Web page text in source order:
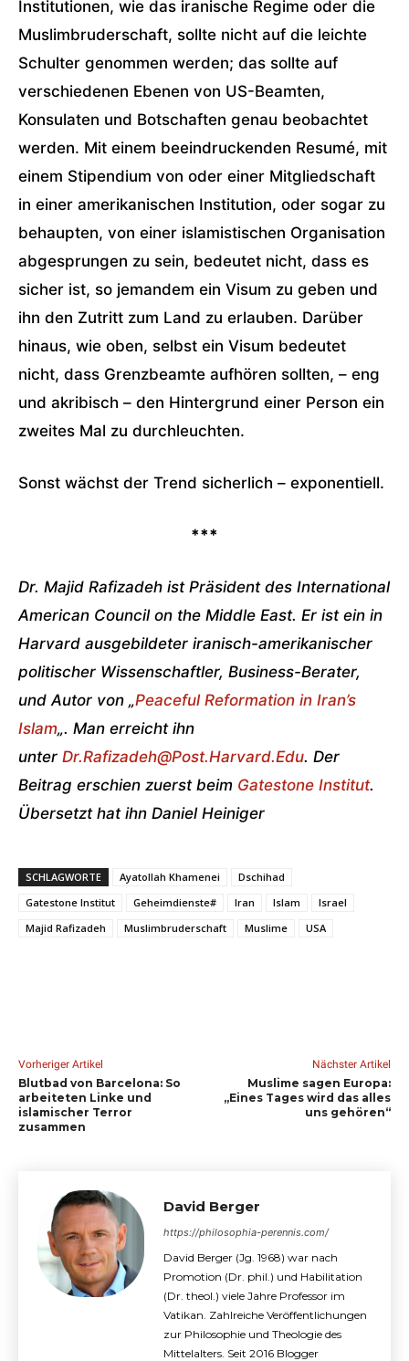
Institutionen, wie das iranische Regime oder die
Muslimbruderschaft, sollte nicht auf die leichte
Schulter genommen werden; das sollte auf
verschiedenen Ebenen von US-Beamten,
Konsulaten und Botschaften genau beobachtet
werden. Mit einem beeindruckenden Resumé, mit
einem Stipendium von oder einer Mitgliedschaft
in einer amerikanischen Institution, oder sogar zu
behaupten, von einer islamistischen Organisation
abgesprungen zu sein, bedeutet nicht, dass es
sicher ist, so jemandem ein Visum zu geben und
ihn den Zutritt zum Land zu erlauben. Darüber
hinaus, wie oben, selbst ein Visum bedeutet
nicht, dass Grenzbeamte aufhören sollten, – eng
und akribisch – den Hintergrund einer Person ein
zweites Mal zu durchleuchten.
Sonst wächst der Trend sicherlich – exponentiell.
***
Dr. Majid Rafizadeh ist Präsident des International
American Council on the Middle East. Er ist ein in
Harvard ausgebildeter iranisch-amerikanischer
politischer Wissenschaftler, Business-Berater,
und Autor von „Peaceful Reformation in Iran’s
Islam„. Man erreicht ihn
unter Dr.Rafizadeh@Post.Harvard.Edu. Der
Beitrag erschien zuerst beim Gatestone Institut.
Übersetzt hat ihn Daniel Heiniger
SCHLAGWORTE Ayatollah Khamenei
Dschihad
Gatestone Institut
Geheimdienste# Iran Islam
Israel
Majid Rafizadeh
Muslimbruderschaft Muslime USA
Vorheriger Artikel
Blutbad von Barcelona: So
arbeiteten Linke und
islamischer Terror
zusammen
Nächster Artikel
Muslime sagen Europa:
„Eines Tages wird das alles
uns gehören“
David Berger
https://philosophia-perennis.com/
David Berger (Jg. 1968) war nach
Promotion (Dr. phil.) und Habilitation
(Dr. theol.) viele Jahre Professor im
Vatikan. Zahlreiche Veröffentlichungen
zur Philosophie und Theologie des
Mittelalters. Seit 2016 Blogger